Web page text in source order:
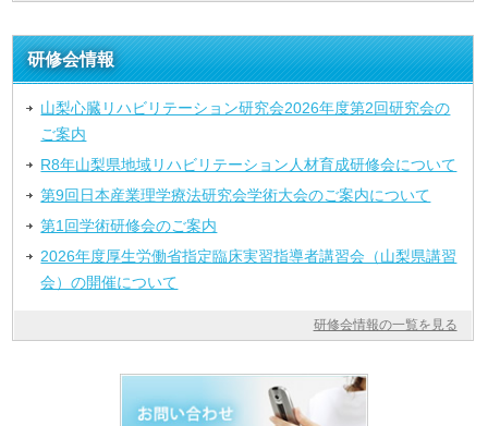
研修会情報
山梨心臓リハビリテーション研究会2026年度第2回研究会の
ご案内
R8年山梨県地域リハビリテーション人材育成研修会について
第9回日本産業理学療法研究会学術大会のご案内について
第1回学術研修会のご案内
2026年度厚生労働省指定臨床実習指導者講習会（山梨県講習
会）の開催について
研修会情報の一覧を見る